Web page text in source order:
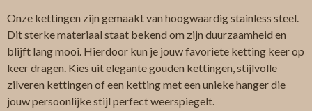
Onze kettingen zijn gemaakt van hoogwaardig stainless steel.
Dit sterke materiaal staat bekend om zijn duurzaamheid en
blijft lang mooi. Hierdoor kun je jouw favoriete ketting keer op
keer dragen. Kies uit elegante gouden kettingen, stijlvolle
zilveren kettingen of een ketting met een unieke hanger die
jouw persoonlijke stijl perfect weerspiegelt.